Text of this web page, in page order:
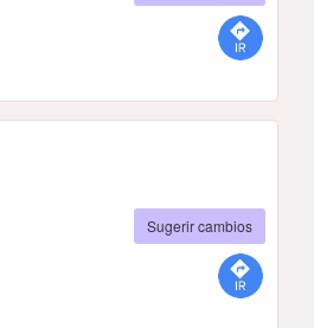
Sugerir cambios